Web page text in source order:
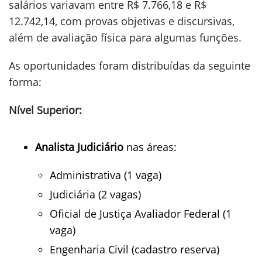
salários variavam entre R$ 7.766,18 e R$
12.742,14, com provas objetivas e discursivas,
além de avaliação física para algumas funções.
As oportunidades foram distribuídas da seguinte
forma:
Nível Superior:
Analista Judiciário nas áreas:
Administrativa (1 vaga)
Judiciária (2 vagas)
Oficial de Justiça Avaliador Federal (1
vaga)
Engenharia Civil (cadastro reserva)